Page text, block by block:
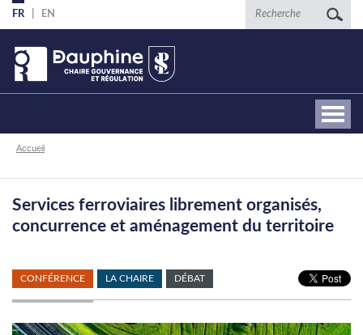
Aller
au
contenu
principal
FR EN Recherche
Fil
Accueil
Services ferroviaires librement organisés,
concurrence et aménagement du territoire
CONFÉRENCE LA CHAIRE DÉBAT